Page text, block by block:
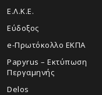
Ε.Λ.Κ.Ε.
Εύδοξος
e-Πρωτόκολλο ΕΚΠΑ
Papyrus – Εκτύπωση
Περγαμηνής
Delos